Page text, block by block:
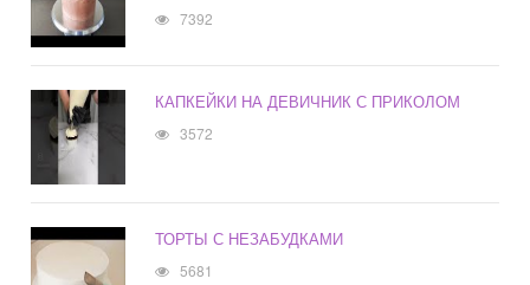
7392
КАПКЕЙКИ НА ДЕВИЧНИК С ПРИКОЛОМ
3572
ТОРТЫ С НЕЗАБУДКАМИ
5681